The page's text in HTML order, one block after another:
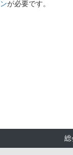
が必要です。
総